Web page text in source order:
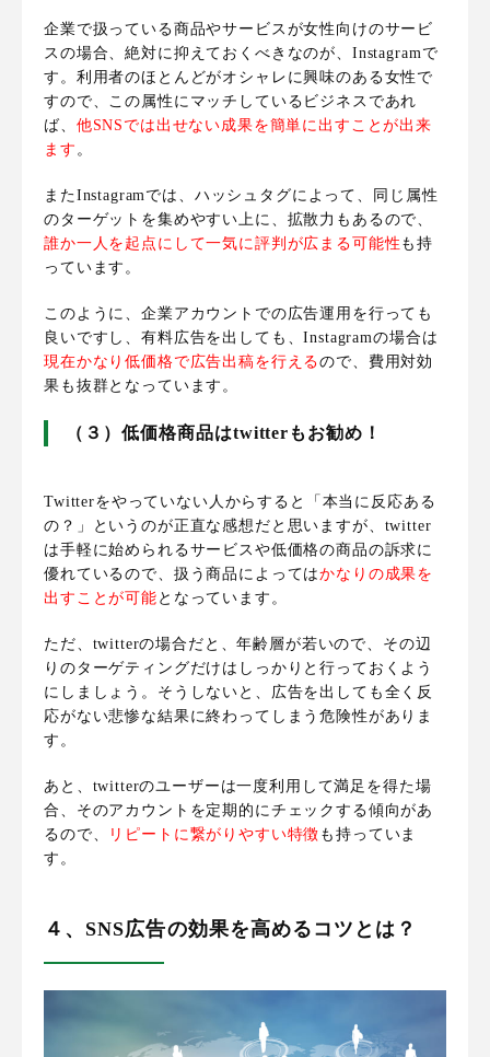
企業で扱っている商品やサービスが女性向けのサービ
スの場合、絶対に抑えておくべきなのが、Instagramで
す。利用者のほとんどがオシャレに興味のある女性で
すので、この属性にマッチしているビジネスであれ
ば、 他SNSでは出せない成果を簡単に出すことが出来
ます 。
またInstagramでは、ハッシュタグによって、同じ属性
のターゲットを集めやすい上に、拡散力もあるので、
誰か一人を起点にして一気に評判が広まる可能性 も持
っています。
このように、企業アカウントでの広告運用を行っても
良いですし、有料広告を出しても、Instagramの場合は
現在かなり低価格で広告出稿を行えるので、費用対効
果も抜群となっています 。
（３）低価格商品はtwitterもお勧め！
Twitterをやっていない人からすると「本当に反応ある
の？」というのが正直な感想だと思いますが、twitter
は手軽に始められるサービスや低価格の商品の訴求に
優れているので、扱う商品によってはかなりの成果を
出すことが可能 となっています。
ただ、 twitterの場合だと、年齢層が若いので、その辺
りのターゲティングだけはしっかりと行っておくよう
にしましょう 。そうしないと、広告を出しても全く反
応がない悲惨な結果に終わってしまう危険性がありま
す。
あと、 twitterのユーザーは一度利用して満足を得た場
合、そのアカウントを定期的にチェックする傾向があ
るので、
リピートに繋がりやすい特徴 も持っていま
す 。
４、SNS広告の効果を高めるコツとは？